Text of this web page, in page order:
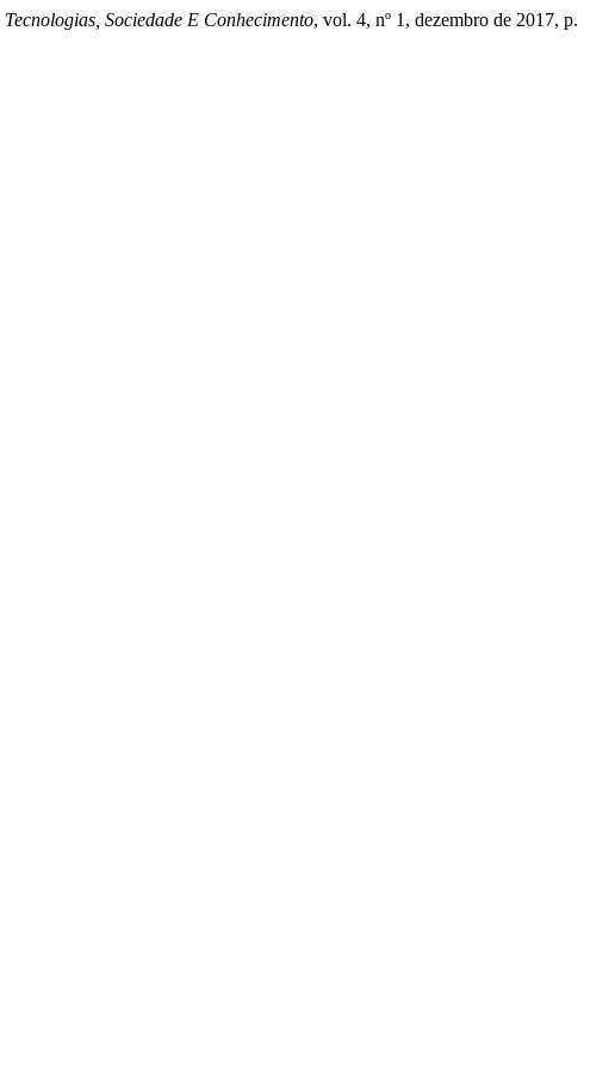
Tecnologias, Sociedade E Conhecimento, vol. 4, nº 1, dezembro de 2017, p.